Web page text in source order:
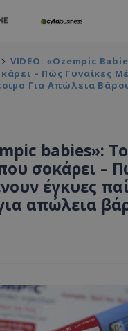
VIDEO: «Ozempic
– Πώς Γυναίκες
Για Απώλεια
babies»: Το
σοκάρει –
έγκυες
απώλεια